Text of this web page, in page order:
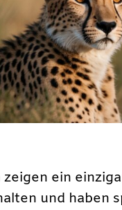
zeigen ein
und haben